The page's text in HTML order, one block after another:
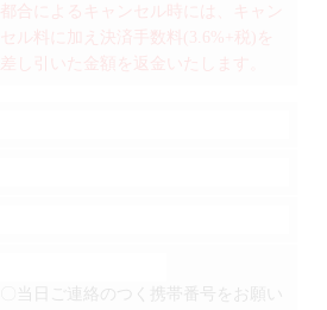
都合によるキャンセル時には、キャン
セル料に加え決済手数料(3.6%+税)を
差し引いた金額を返金いたします。
〇当日ご連絡のつく携帯番号をお願い